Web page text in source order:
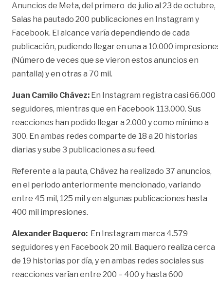
Anuncios de Meta, del primero de julio al 23 de octubre,
Salas ha pautado 200 publicaciones en Instagram y
Facebook. El alcance varía dependiendo de cada
publicación, pudiendo llegar en una a 10.000
(Número de veces que se vieron estos anuncios en
pantalla) yen otras a 70 mil.
Juan Camilo Chávez: En Instagram registra casi 66.000
seguidores, mientras que en Facebook 113.000. Sus
reacciones han podido llegar a 2.000 y como mínimo a
300. En ambas redes comparte de 18 a 20 historias
diarias y sube 3 publicaciones a su feed.
Referente a la pauta, Chávez ha realizado 37 anuncios,
en el periodo anteriormente mencionado, variando
entre 45 mil, 125 mil y en algunas publicaciones hasta
400 mil impresiones.
Alexander Baquero: En Instagram marca 4.579
seguidores y en Facebook 20 mil. Baquero realiza cerca
de 19 historias por día, y en ambas redes sociales sus
reacciones varían entre 200 – 400 y hasta 600